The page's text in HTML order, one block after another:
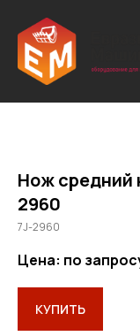
Нож средний
2960
7J-2960
Цена: по
КУПИТЬ